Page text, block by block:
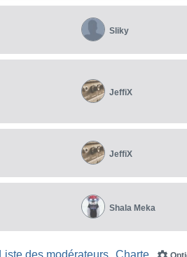
Sliky
JeffiX
JeffiX
Shala Meka
Charte
Liste des modérateurs